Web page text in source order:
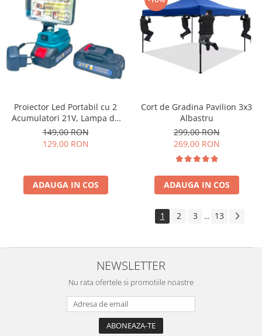
Proiector Led Portabil cu 2
Acumulatori 21V, Lampa de
Lucru cu Incarcator, Ultra-
Puternic
149,00 RON
129,00 RON
ADAUGA IN COS
Cort de Gradina Pavilion 3x3
Albastru
299,00 RON
269,00 RON
ADAUGA IN COS
1 2 3 ... 13
NEWSLETTER
Nu rata ofertele si promotiile noastre